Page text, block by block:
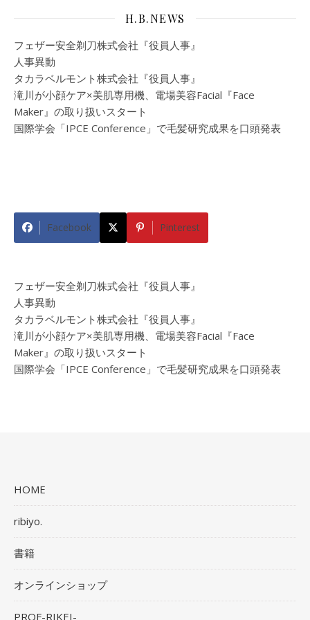
H.B.NEWS
フェザー安全剃刀株式会社『役員人事』
人事異動
タカラベルモント株式会社『役員人事』
滝川が小顔ケア×美肌専用機、電場美容Facial『Face
Maker』の取り扱いスタート
国際学会「IPCE Conference」で毛髪研究成果を口頭発表
Facebook Pinterest
フェザー安全剃刀株式会社『役員人事』
人事異動
タカラベルモント株式会社『役員人事』
滝川が小顔ケア×美肌専用機、電場美容Facial『Face
Maker』の取り扱いスタート
国際学会「IPCE Conference」で毛髪研究成果を口頭発表
HOME
ribiyo.
書籍
オンラインショップ
PROF-RIKEI-